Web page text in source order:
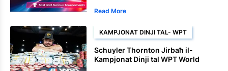
Read More
KAMPJONAT DINJI TAL- WPT
Schuyler Thornton Jirbaħ il-
Kampjonat Dinji tal WPT World